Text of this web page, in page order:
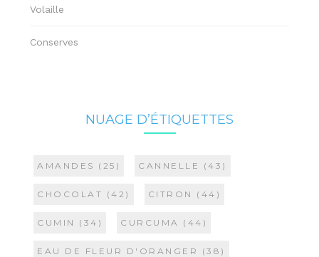
Volaille
Conserves
NUAGE D’ÉTIQUETTES
AMANDES (25) CANNELLE (43)
CHOCOLAT (42) CITRON (44)
CUMIN (34) CURCUMA (44)
EAU DE FLEUR D'ORANGER (38)